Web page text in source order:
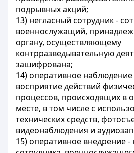
подрывных акций;
13) негласный сотрудник -
военнослужащий,
органу, осуществляющему
контрразведывательную
зашифрована;
14) оперативное наблюдение
восприятие действий
процессов, происходящих в
месте, в том числе с
технических средств,
видеонаблюдения и
15) оперативное внедрение -